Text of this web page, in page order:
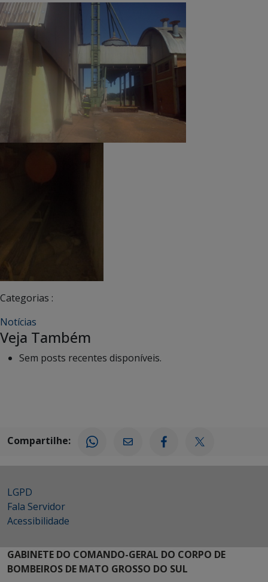
Categorias :
Notícias
Veja Também
Sem posts recentes disponíveis.
Compartilhe:
LGPD
Fala Servidor
Acessibilidade
GABINETE DO COMANDO-GERAL DO CORPO DE
BOMBEIROS DE MATO GROSSO DO SUL